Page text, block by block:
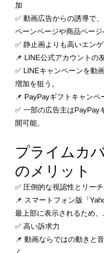
加
✅ 動画広告からの誘導で
ペーンページや商品ページ
✅ 静止画よりも高いエン
📌 LINE公式アカウントの
✅ LINEキャンペーンを動
増加を狙う。
📌 PayPayギフトキャンペ
✅ 一部の広告主はPayPay
開可能。
プライムカ
のメリット
✅ 圧倒的な視認性とリーチ
📌 スマートフォン版「
最上部に表示されるため、
✅ 高い訴求力
📌 動画ならではの動きと